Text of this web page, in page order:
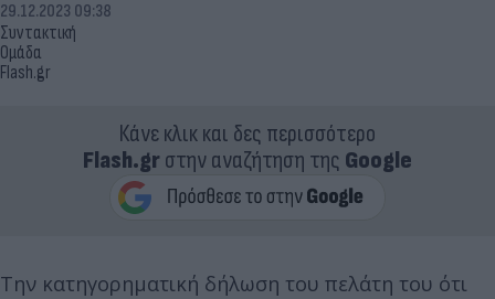
Συντακτική
Ομάδα
Flash.gr
29.12.2023 09:38
Κάνε κλικ και δες περισσότερο
Flash.grστην αναζήτηση της Google
Την κατηγορηματική δήλωση του πελάτη του ότι